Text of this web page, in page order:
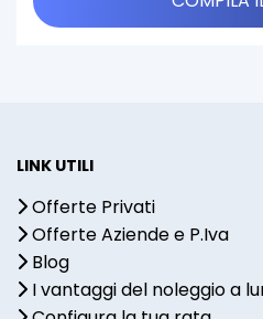
LINK UTILI
Offerte Privati
Offerte Aziende e P.Iva
Blog
I vantaggi del noleggio a